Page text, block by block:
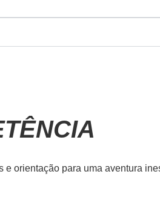
e orientação para uma aventura